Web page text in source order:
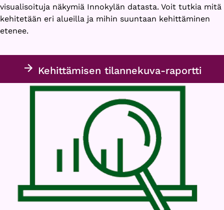
visualisoituja näkymiä Innokylän datasta. Voit tutkia mitä
kehitetään eri alueilla ja mihin suuntaan kehittäminen
etenee.
Kehittämisen tilannekuva-raportti